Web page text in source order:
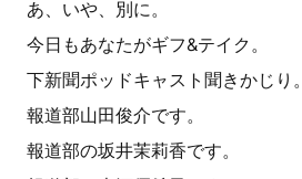
あ、いや、別に。
今日もあなたがギフ&テイク。
下新聞ポッドキャスト聞きかじり。
報道部山田俊介です。
報道部の坂井茉莉香です。